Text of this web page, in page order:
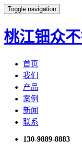
Toggle navigation
桃江钿众
首页
我们
产品
案例
新闻
联系
130-9889-8883